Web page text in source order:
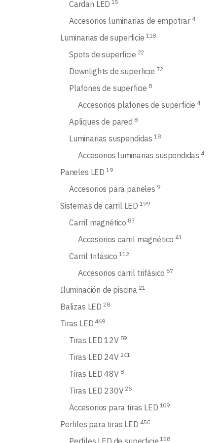
Cardan LED 15
Accesorios luminarias de empotrar 4
Luminarias de superficie 118
Spots de superficie 22
Downlights de superficie 72
Plafones de superficie 8
Accesorios plafones de superficie 4
Apliques de pared 8
Luminarias suspendidas 18
Accesorios luminarias suspendidas 4
Paneles LED 19
Accesorios para paneles 9
Sistemas de carril LED 199
Carril magnético 87
Accesorios carril magnético 41
Carril trifásico 112
Accesorios carril trifásico 67
Iluminación de piscina 21
Balizas LED 28
Tiras LED 469
Tiras LED 12V 89
Tiras LED 24V 241
Tiras LED 48V 8
Tiras LED 230V 26
Accesorios para tiras LED 109
Perfiles para tiras LED 450
Perfiles LED de superficie 158